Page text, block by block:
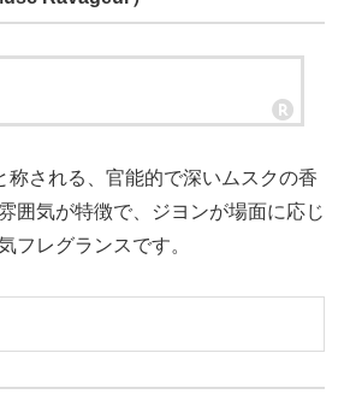
称される、官能的で深いムスクの香
囲気が特徴で、ジヨンが場面に応じ
フレグランスです。